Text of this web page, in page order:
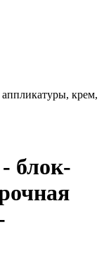
крем,
блок-